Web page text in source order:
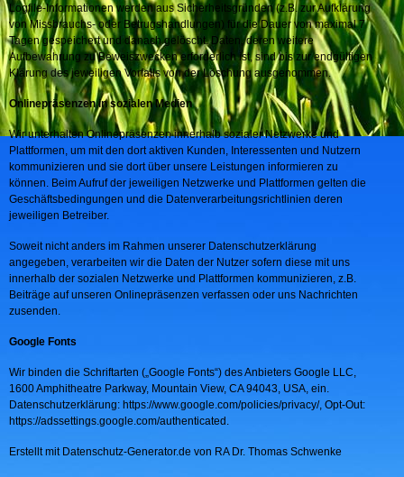
Logfile-Informationen werden aus Sicherheitsgründen (z.B. zur Aufklärung
von Missbrauchs- oder Betrugshandlungen) für die Dauer von maximal 7
Tagen gespeichert und danach gelöscht. Daten, deren weitere
Aufbewahrung zu Beweiszwecken erforderlich ist, sind bis zur endgültigen
Klärung des jeweiligen Vorfalls von der Löschung ausgenommen.
Onlinepräsenzen in sozialen Medien
Wir unterhalten Onlinepräsenzen innerhalb sozialer Netzwerke und
Plattformen, um mit den dort aktiven Kunden, Interessenten und Nutzern
kommunizieren und sie dort über unsere Leistungen informieren zu
können. Beim Aufruf der jeweiligen Netzwerke und Plattformen gelten die
Geschäftsbedingungen und die Datenverarbeitungsrichtlinien deren
jeweiligen Betreiber.
Soweit nicht anders im Rahmen unserer Datenschutzerklärung
angegeben, verarbeiten wir die Daten der Nutzer sofern diese mit uns
innerhalb der sozialen Netzwerke und Plattformen kommunizieren, z.B.
Beiträge auf unseren Onlinepräsenzen verfassen oder uns Nachrichten
zusenden.
Google Fonts
Wir binden die Schriftarten („Google Fonts“) des Anbieters Google LLC,
1600 Amphitheatre Parkway, Mountain View, CA 94043, USA, ein.
Datenschutzerklärung: https://www.google.com/policies/privacy/, Opt-Out:
https://adssettings.google.com/authenticated.
Erstellt mit Datenschutz-Generator.de von RA Dr. Thomas Schwenke